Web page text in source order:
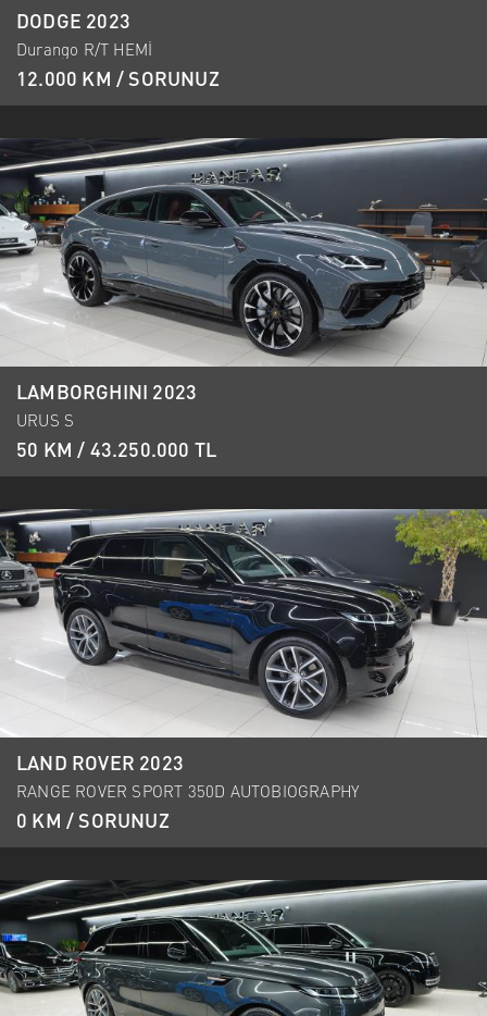
DODGE 2023
Durango R/T HEMİ
12.000 KM / SORUNUZ
LAMBORGHINI 2023
URUS S
50 KM / 43.250.000 TL
LAND ROVER 2023
RANGE ROVER SPORT 350D AUTOBIOGRAPHY
0 KM / SORUNUZ